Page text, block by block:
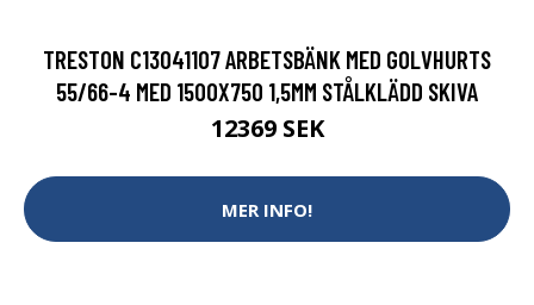
TRESTON C13041107 ARBETSBÄNK MED GOLVHURTS
55/66-4 MED 1500X750 1,5MM STÅLKLÄDD SKIVA
12369 SEK
MER INFO!